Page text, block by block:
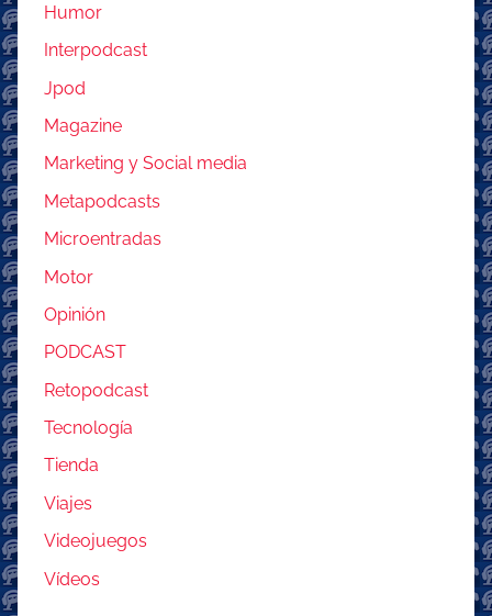
Humor
Interpodcast
Jpod
Magazine
Marketing y Social media
Metapodcasts
Microentradas
Motor
Opinión
PODCAST
Retopodcast
Tecnología
Tienda
Viajes
Videojuegos
Vídeos